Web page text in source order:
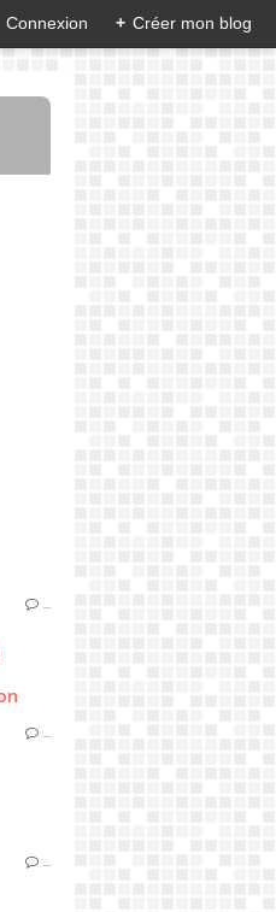
Connexion + Créer mon blog
…
…
…